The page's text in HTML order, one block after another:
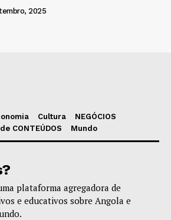
2025
Cultura
NEGÓCIOS
CONTEÚDOS
Mundo
plataforma agregadora de
e educativos sobre Angola e